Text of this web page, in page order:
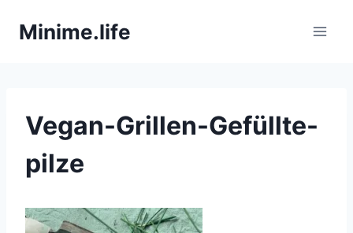
InhaltMinime.life
Vegan-Grillen-Gefüllte-
pilze